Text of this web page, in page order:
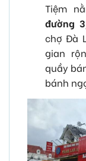
Tiệm
đường
chợ Đà
gian
quầy
bánh